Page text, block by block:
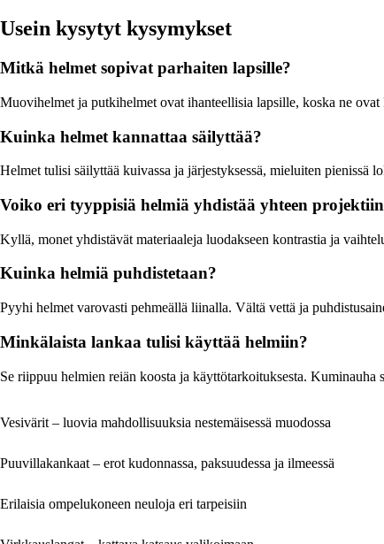
Usein kysytyt kysymykset
Mitkä helmet sopivat parhaiten lapsille?
Muovihelmet ja putkihelmet ovat ihanteellisia lapsille, koska ne
Kuinka helmet kannattaa säilyttää?
Helmet tulisi säilyttää kuivassa ja järjestyksessä, mieluiten pienissä
Voiko eri tyyppisiä helmiä yhdistää yhteen
Kyllä, monet yhdistävät materiaaleja luodakseen kontrastia ja
Kuinka helmiä puhdistetaan?
Pyyhi helmet varovasti pehmeällä liinalla. Vältä vettä ja
Minkälaista lankaa tulisi käyttää helmiin?
Se riippuu helmien reiän koosta ja käyttötarkoituksesta.
Vesivärit – luovia mahdollisuuksia nestemäisessä muodossa
Puuvillakankaat – erot kudonnassa, paksuudessa ja ilmeessä
Erilaisia ompelukoneen neuloja eri tarpeisiin